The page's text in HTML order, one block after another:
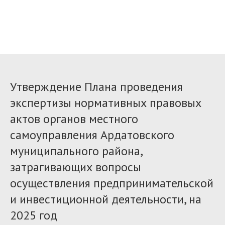
Утверждение Плана проведения
экспертизы нормативных правовых
актов органов местного
самоуправления Ардатовского
муниципального района,
затрагивающих вопросы
осуществления предпринимательской
и инвестиционной деятельности, на
2025 год